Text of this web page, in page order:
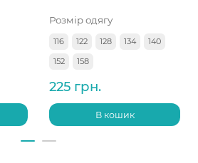
Розмір одягу
116 122 128 134
140
152
158
225 грн.
В кошик